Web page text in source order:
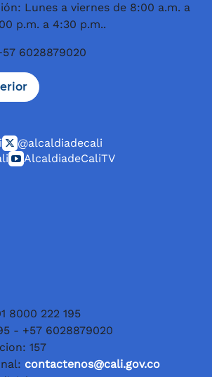
Lunes a viernes de 8:00 a.m. a
p.m. a 4:30 p.m..
6028879020
@alcaldiadecali
AlcaldiadeCaliTV
8000 222 195
- +57 6028879020
157
contactenos@cali.gov.co